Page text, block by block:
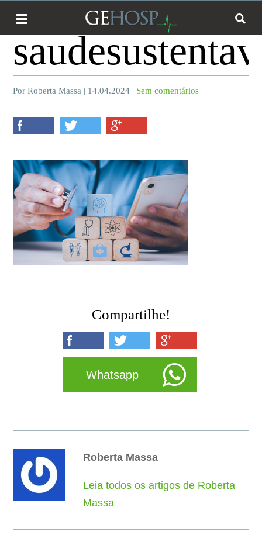
Por Roberta Massa | 14.04.2024 | Sem comentários
Compartilhe!
Whatsapp
Roberta Massa
Leia todos os artigos de Roberta
Massa